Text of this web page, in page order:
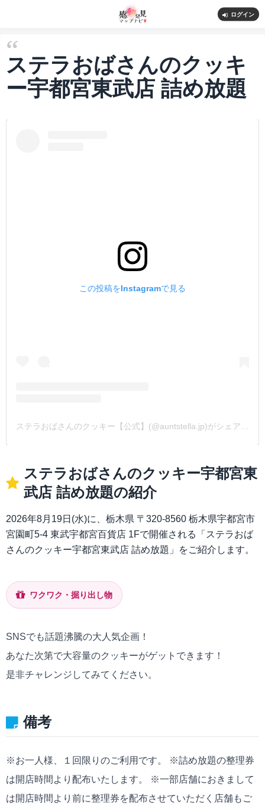
ログイン
ステラおばさんのクッキ
ー宇都宮東武店 詰め放題
この投稿をInstagramで見る
ステラおばさんのクッキー宇都宮東
武店 詰め放題の紹介
2026年8月19日(水)に、栃木県 〒320-8560 栃木県宇都宮市
宮園町5-4 東武宇都宮百貨店 1Fで開催される「ステラおば
さんのクッキー宇都宮東武店 詰め放題」をご紹介します。
ワクワク・掘り出し物
SNSでも話題沸騰の大人気企画！
あなた次第で大容量のクッキーがゲットできます！
是非チャレンジしてみてください。
備考
※お一人様、１回限りのご利用です。 ※詰め放題の整理券
は開店時間より配布いたします。 ※一部店舗におきまして
は開店時間より前に整理券を配布させていただく店舗もご